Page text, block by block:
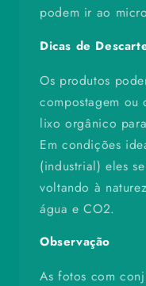
podem ir ao
Dicas de
Os produtos
compostagem ou
lixo orgânico
Em condições
(industrial) eles
voltando à
água e CO2.
Observação
As fotos com